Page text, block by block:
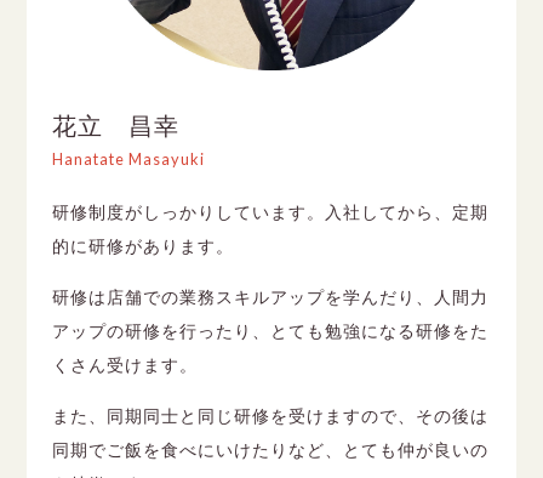
花立 昌幸
Hanatate Masayuki
研修制度がしっかりしています。入社してから、定期
的に研修があります。
研修は店舗での業務スキルアップを学んだり、人間力
アップの研修を行ったり、とても勉強になる研修をた
くさん受けます。
また、同期同士と同じ研修を受けますので、その後は
同期でご飯を食べにいけたりなど、とても仲が良いの